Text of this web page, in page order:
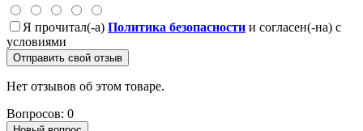
Я прочитал(-а) Политика безопасности и согласен(-на) с
условиями
Отправить свой отзыв
Нет отзывов об этом товаре.
Вопросов: 0